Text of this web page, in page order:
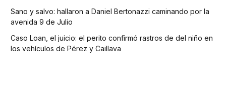
Sano y salvo: hallaron a Daniel Bertonazzi caminando por la
avenida 9 de Julio
Caso Loan, el juicio: el perito confirmó rastros de del niño en
los vehículos de Pérez y Caillava